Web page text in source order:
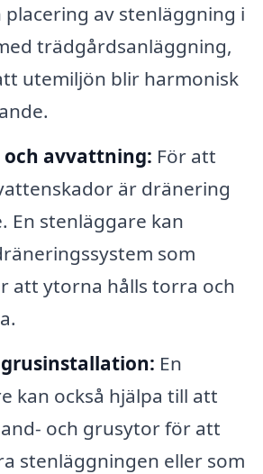
placering av stenläggning i
trädgårdsanläggning,
utemiljön blir harmonisk
och avvattning: För att
är dränering
En stenläggare kan
som
att ytorna hålls torra och
grusinstallation: En
kan också hjälpa till att
och grusytor för att
stenläggningen eller som